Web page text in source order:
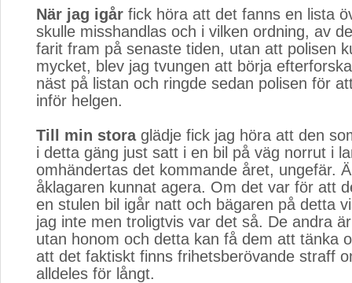
När jag igår fick höra att det fanns en lista
skulle misshandlas och i vilken ordning, av
farit fram på senaste tiden, utan att polisen
mycket, blev jag tvungen att börja
näst på listan och ringde sedan polisen för
inför helgen.
Till min storaglädje fick jag höra att den
i detta gäng just satt i en bil på väg norrut i
omhändertas det kommande året, ungefär.
åklagaren kunnat agera. Om det var för att
en stulen bil igår natt och bägaren på detta
jag inte men troligtvis var det så. De andra
utan honom och detta kan få dem att tänka
att det faktiskt finns frihetsberövande straff
alldeles för långt.